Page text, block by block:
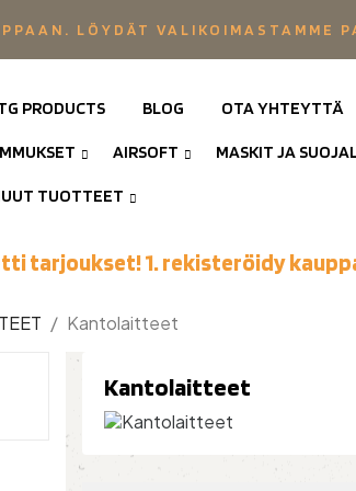
LÖYDÄT
PRODUCTS BLOG OTA YHTEYTTÄ
AIRSOFT MASKIT JA
TUOTTEET
tarjoukset! 1. rekisteröidy
Kantolaitteet
Kantolaitteet